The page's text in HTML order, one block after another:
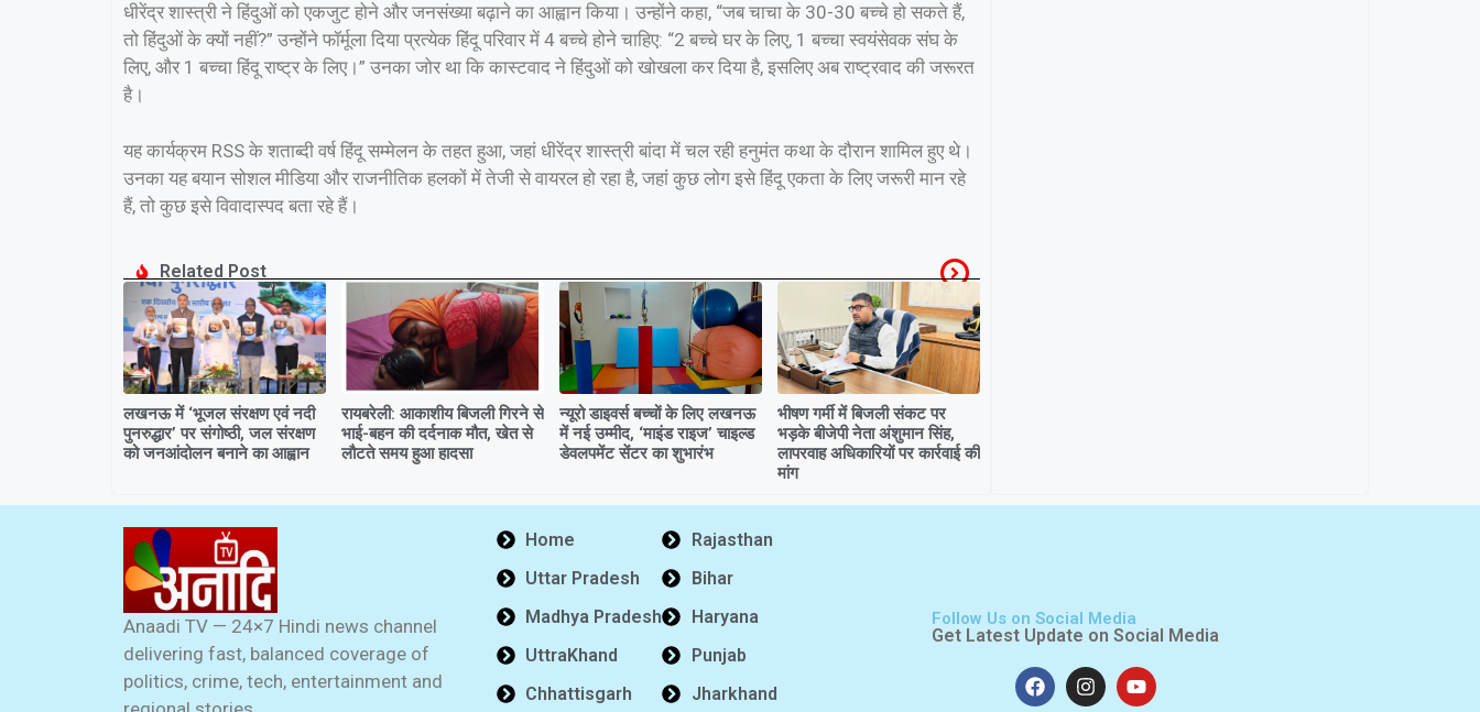
धीरेंद्र शास्त्री ने हिंदुओं को एकजुट होने और जनसंख्या बढ़ाने का आह्वान किया। उन्होंने कहा, “जब चाचा के 30-30 बच्चे हो सकते हैं,
तो हिंदुओं के क्यों नहीं?” उन्होंने फॉर्मूला दिया प्रत्येक हिंदू परिवार में 4 बच्चे होने चाहिए: “2 बच्चे घर के लिए, 1 बच्चा स्वयंसेवक संघ के
लिए, और 1 बच्चा हिंदू राष्ट्र के लिए।” उनका जोर था कि कास्टवाद ने हिंदुओं को खोखला कर दिया है, इसलिए अब राष्ट्रवाद की जरूरत
है।
यह कार्यक्रम RSS के शताब्दी वर्ष हिंदू सम्मेलन के तहत हुआ, जहां धीरेंद्र शास्त्री बांदा में चल रही हनुमंत कथा के दौरान शामिल हुए थे।
उनका यह बयान सोशल मीडिया और राजनीतिक हलकों में तेजी से वायरल हो रहा है, जहां कुछ लोग इसे हिंदू एकता के लिए जरूरी मान रहे
हैं, तो कुछ इसे विवादास्पद बता रहे हैं।
Related Post
लखनऊ में ‘भूजल संरक्षण एवं नदी
पुनरुद्धार’ पर संगोष्ठी, जल संरक्षण
को जनआंदोलन बनाने का आह्वान
रायबरेली: आकाशीय बिजली गिरने से
भाई-बहन की दर्दनाक मौत, खेत से
लौटते समय हुआ हादसा
न्यूरो डाइवर्स बच्चों के लिए लखनऊ
में नई उम्मीद, ‘माइंड राइज’ चाइल्ड
डेवलपमेंट सेंटर का शुभारंभ
भीषण गर्मी में बिजली संकट पर
भड़के बीजेपी नेता अंशुमान सिंह,
लापरवाह अधिकारियों पर कार्रवाई की
मांग
Anaadi TV — 24×7 Hindi news channel
delivering fast, balanced coverage of
politics, crime, tech, entertainment and
Home
Uttar Pradesh
Madhya Pradesh
UttraKhand
Chhattisgarh
Rajasthan
Bihar
Haryana
Punjab
Jharkhand
Follow Us on Social Media
Get Latest Update on Social Media